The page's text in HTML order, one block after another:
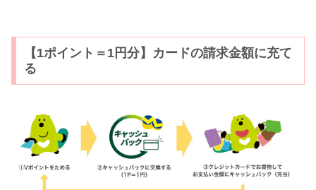
【1ポイント＝1円分】カードの請求金額に充て
る